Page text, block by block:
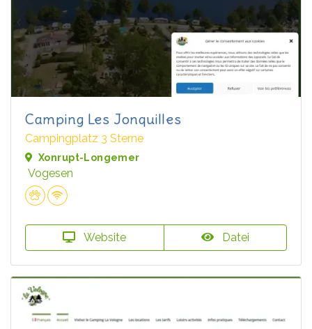
Camping Les Jonquilles
Campingplatz 3 Sterne
Xonrupt-Longemer
Vogesen
Website Datei